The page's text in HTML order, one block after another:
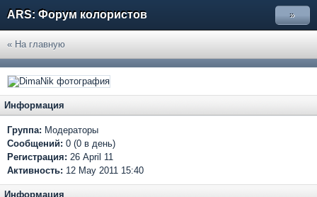
ARS: Форум колористов »
« На главную
Информация
Группа: Модераторы
Сообщений: 0 (0 в день)
Регистрация: 26 April 11
Активность: 12 May 2011 15:40
Информация